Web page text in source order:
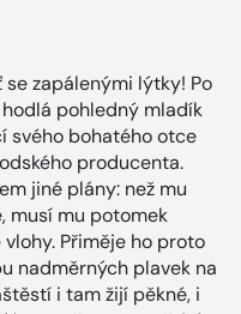
zapálenými lýtky! Po
pohledný mladík
svého bohatého otce
producenta.
jiné plány: než mu
musí mu potomek
Přiměje ho proto
nadměrných plavek na
i tam žijí pěkné, i